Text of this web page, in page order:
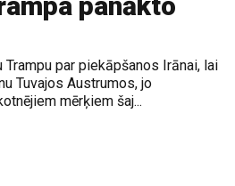
par piekāpšanos Irānai, lai
Tuvajos Austrumos, jo
mērķiem šaj...